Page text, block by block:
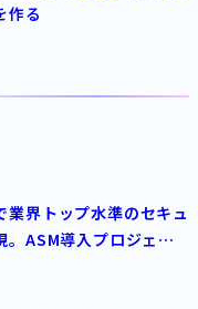
作る
業界トップ水準のセキュ
。ASM導入プロジェク